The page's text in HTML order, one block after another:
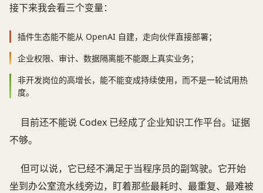
接下来我会看三个变量：
插件生态能不能从 OpenAI 自建，走向伙伴直接部署；
企业权限、审计、数据隔离能不能跟上真实业务；
非开发岗位的高增长，能不能变成持续使用，而不是一轮试用热
度。
目前还不能说 Codex 已经成了企业知识工作平台。证据
不够。
但可以说，它已经不满足于当程序员的副驾驶。它开始
坐到办公室流水线旁边，盯着那些最耗时、最重复、最难被